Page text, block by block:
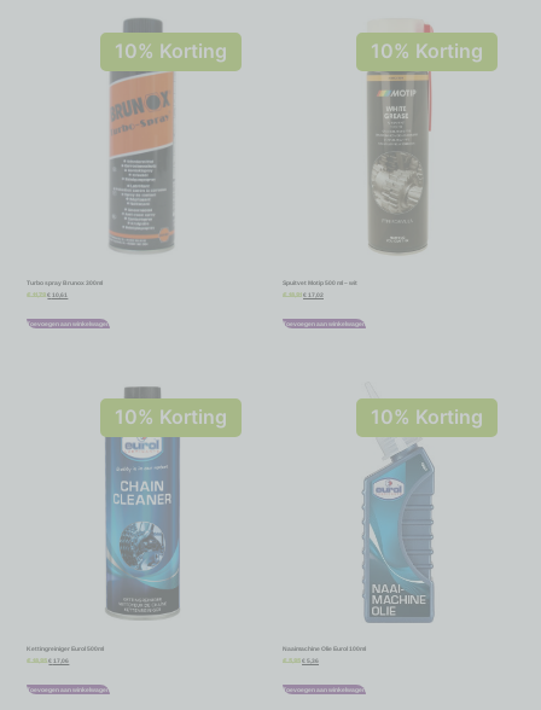
10% Korting
Turbo spray Brunox 300ml
€ 11,79 € 10,61
Toevoegen aan winkelwagen
10% Korting
Spuitvet Motip 500 ml – wit
€ 18,91 € 17,02
Toevoegen aan winkelwagen
10% Korting
Kettingreiniger Eurol 500ml
€ 18,95 € 17,06
Toevoegen aan winkelwagen
10% Korting
Naaimachine Olie Eurol 100ml
€ € 5,36
Toevoegen aan winkelwagen